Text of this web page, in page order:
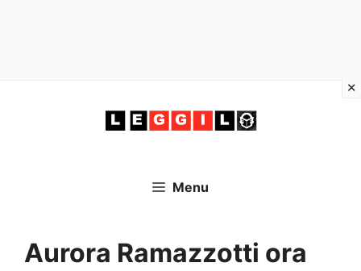
Menu
Aurora Ramazzotti ora